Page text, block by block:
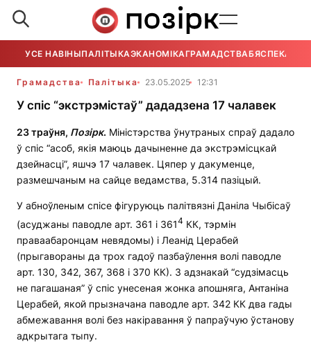
УСЕ НАВІНЫПАЛІТЫКАЭКАНОМІКАГРАМАДСТВАБЯСПЕКА
Грамадства Палітыка 23.05.2025 12:31
У спіс “экстрэмістаў” дададзена 17 чалавек
23 траўня, Позірк. Міністэрства ўнутраных спраў дадало
ў спіс “асоб, якія маюць дачыненне да экстрэмісцкай
дзейнасці”, яшчэ 17 чалавек. Цяпер у дакуменце,
размешчаным на сайце ведамства, 5.314 пазіцый.
У абноўленым спісе фігуруюць палітвязні Даніла Чыбісаў
(асуджаны паводле арт. 361 і 3614 КК, тэрмін
праваабаронцам невядомы) і Леанід Церабей
(прыгавораны да трох гадоў пазбаўлення волі паводле
арт. 130, 342, 367, 368 і 370 КК). З адзнакай “судзімасць
не пагашаная” ў спіс унесеная жонка апошняга, Антаніна
Церабей, якой прызначана паводле арт. 342 КК два гады
абмежавання волі без накіравання ў папраўчую ўстанову
адкрытага тыпу.